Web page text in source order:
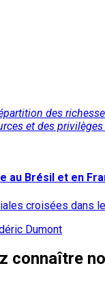
des
et des
au Brésil et en
croisées dans
Dumont
connaître